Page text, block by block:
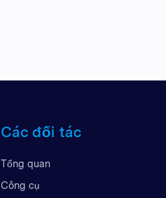
Các đối tác
Tổng quan
Công cụ